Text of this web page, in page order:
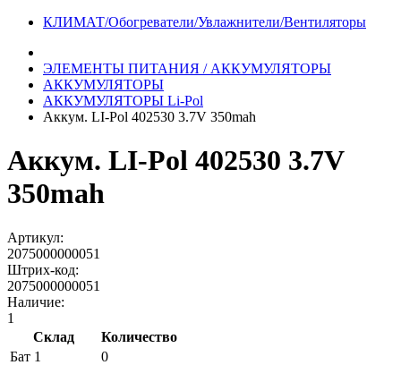
КЛИМАТ/Обогреватели/Увлажнители/Вентиляторы
ЭЛЕМЕНТЫ ПИТАНИЯ / АККУМУЛЯТОРЫ
АККУМУЛЯТОРЫ
АККУМУЛЯТОРЫ Li-Pol
Аккум. LI-Pol 402530 3.7V 350mah
Аккум. LI-Pol 402530 3.7V
350mah
Артикул:
2075000000051
Штрих-код:
2075000000051
Наличие:
1
Склад
Количество
Бат 1
0